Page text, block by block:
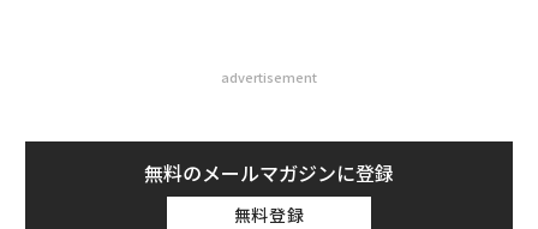
advertisement
無料のメールマガジンに登録
無料登録